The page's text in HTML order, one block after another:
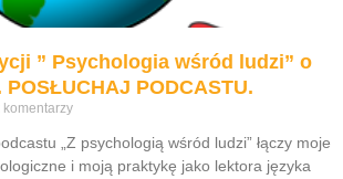
” Psychologia wśród ludzi” o
PODCASTU.
komentarzy
„Z psychologią wśród ludzi” łączy moje
i moją praktykę jako lektora języka